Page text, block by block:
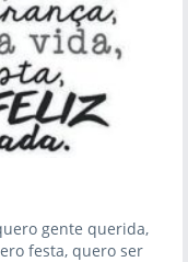
gente querida,
festa, quero ser